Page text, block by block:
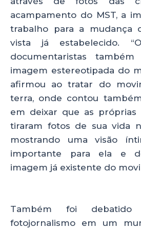
acampamento do MST, a
trabalho para a mudança
vista já estabelecido.
documentaristas
imagem estereotipada do
afirmou ao tratar do
terra, onde contou
em deixar que as próprias
tiraram fotos de sua vida
mostrando uma visão
importante para ela e
imagem já existente do
Também foi
fotojornalismo em um